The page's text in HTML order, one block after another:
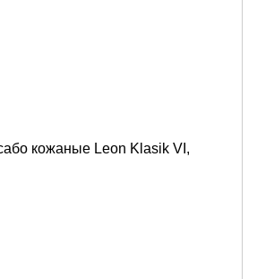
кожаные Leon Klasik VI,